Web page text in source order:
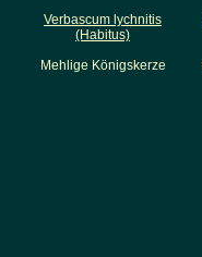
Verbascum lychnitis
(Habitus)
Mehlige Königskerze